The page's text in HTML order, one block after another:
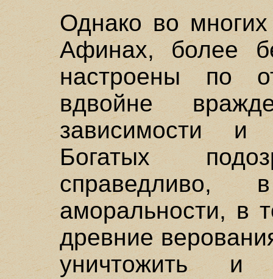
Однако во
Афинах, более
настроены по
вдвойне
зависимости и
Богатых
справедливо,
аморальности, в
древние
уничтожить и